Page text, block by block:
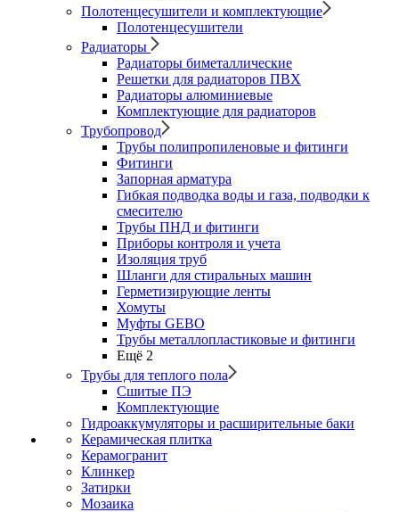
Полотенцесушители и комплектующие
Полотенцесушители
Радиаторы
Радиаторы биметаллические
Решетки для радиаторов ПВХ
Радиаторы алюминиевые
Комплектующие для радиаторов
Трубопровод
Трубы полипропиленовые и фитинги
Фитинги
Запорная арматура
Гибкая подводка воды и газа, подводки к
смесителю
Трубы ПНД и фитинги
Приборы контроля и учета
Изоляция труб
Шланги для стиральных машин
Герметизирующие ленты
Хомуты
Муфты GEBO
Трубы металлопластиковые и фитинги
Ещё 2
Трубы для теплого пола
Сшитые ПЭ
Комплектующие
Гидроаккумуляторы и расширительные баки
Керамическая плитка
Керамогранит
Клинкер
Затирки
Мозаика